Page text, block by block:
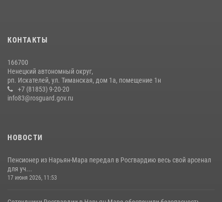
КОНТАКТЫ
166700
Ненецкий автономный округ,
рп. Искателей, ул. Тиманская, дом 1а, помещение 1н
+7 (81853) 9-20-20
info83@rosguard.gov.ru
НОВОСТИ
Пенсионер из Нарьян-Мара передал в Росгвардию весь свой арсенал
для уч...
17 июня 2026, 11:53